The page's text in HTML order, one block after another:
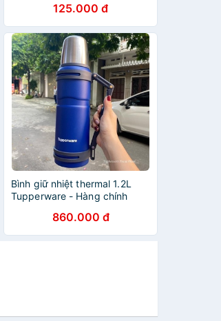
125.000 đ
Bình giữ nhiệt thermal 1.2L
Tupperware - Hàng chính
860.000 đ